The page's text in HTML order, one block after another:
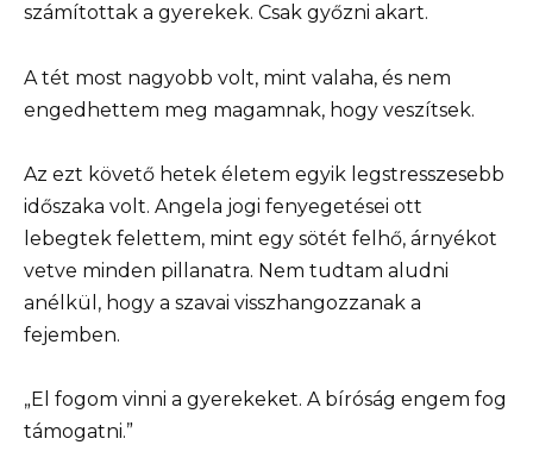
számítottak a gyerekek. Csak győzni akart.
A tét most nagyobb volt, mint valaha, és nem
engedhettem meg magamnak, hogy veszítsek.
Az ezt követő hetek életem egyik legstresszesebb
időszaka volt. Angela jogi fenyegetései ott
lebegtek felettem, mint egy sötét felhő, árnyékot
vetve minden pillanatra. Nem tudtam aludni
anélkül, hogy a szavai visszhangozzanak a
fejemben.
„El fogom vinni a gyerekeket. A bíróság engem fog
támogatni.”